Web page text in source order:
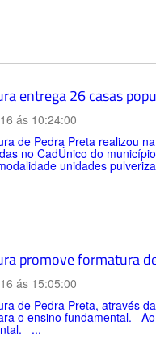
entrega 26 casas
ás 10:24:00
de Pedra Preta realizou
no CadÚnico do
unidades
promove formatura
ás 15:05:00
de Pedra Preta, através
o ensino fundamental.
...